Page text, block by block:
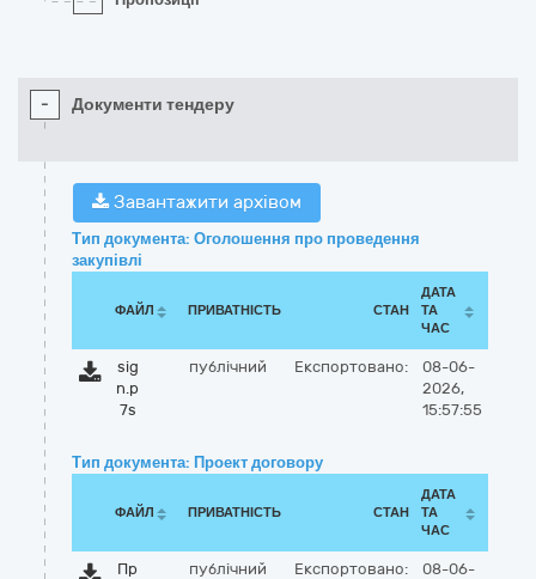
- Документи тендеру
Завантажити архівом
Тип документа: Оголошення про проведення
закупівлі
ФАЙЛ ПРИВАТНІСТЬ СТАН
ДАТА
ТА
ЧАС
sig
n.p
7s
публічний Експортовано:
08-06-
2026,
15:57:55
Тип документа: Проект договору
ФАЙЛ ПРИВАТНІСТЬ СТАН
ДАТА
ТА
ЧАС
Пр
публічний Експортовано:
08-06-